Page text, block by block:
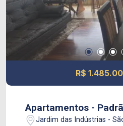
R$
Apartamentos -
Jardim das Indústrias -